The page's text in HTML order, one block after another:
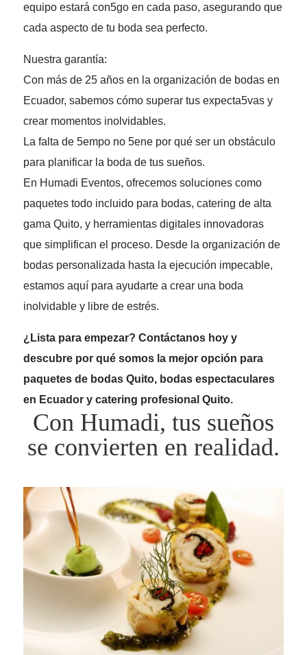
equipo estará con5go en cada paso, asegurando que
cada aspecto de tu boda sea perfecto.
Nuestra garantía:
Con más de 25 años en la organización de bodas en
Ecuador, sabemos cómo superar tus expecta5vas y
crear momentos inolvidables.
La falta de 5empo no 5ene por qué ser un obstáculo
para planificar la boda de tus sueños.
En Humadi Eventos, ofrecemos soluciones como
paquetes todo incluido para bodas, catering de alta
gama Quito, y herramientas digitales innovadoras
que simplifican el proceso. Desde la organización de
bodas personalizada hasta la ejecución impecable,
estamos aquí para ayudarte a crear una boda
inolvidable y libre de estrés.
¿Lista para empezar? Contáctanos hoy y
descubre por qué somos la mejor opción para
paquetes de bodas Quito, bodas espectaculares
en Ecuador y catering profesional Quito.
Con Humadi, tus sueños
se convierten en realidad.